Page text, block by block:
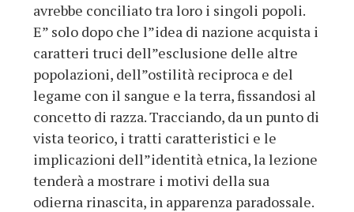
avrebbe conciliato tra loro i singoli popoli.
E” solo dopo che l”idea di nazione acquista i
caratteri truci dell”esclusione delle altre
popolazioni, dell”ostilità reciproca e del
legame con il sangue e la terra, fissandosi al
concetto di razza. Tracciando, da un punto di
vista teorico, i tratti caratteristici e le
implicazioni dell”identità etnica, la lezione
tenderà a mostrare i motivi della sua
odierna rinascita, in apparenza paradossale.